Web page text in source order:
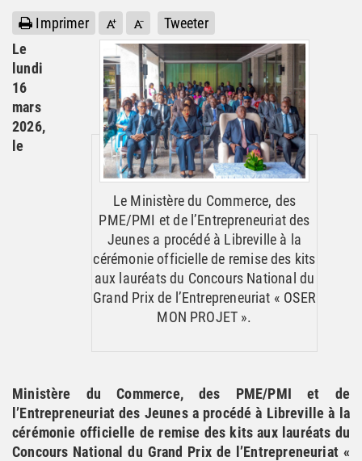
Imprimer Tweeter
Le Ministère du Commerce, des
PME/PMI et de l’Entrepreneuriat des
Jeunes a procédé à Libreville à la
cérémonie officielle de remise des kits
aux lauréats du Concours National du
Grand Prix de l’Entrepreneuriat « OSER
MON PROJET ».
Le
lundi
16
mars
2026,
le
Ministère du Commerce, des PME/PMI et de
l’Entrepreneuriat des Jeunes a procédé à Libreville à la
cérémonie officielle de remise des kits aux lauréats du
Concours National du Grand Prix de l’Entrepreneuriat «